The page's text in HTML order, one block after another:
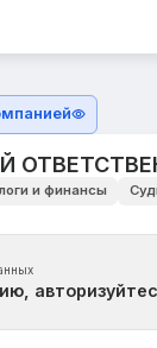
и финансы